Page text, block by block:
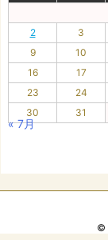
2
3
9
10
16
17
23
24
30
31
« 7月
©